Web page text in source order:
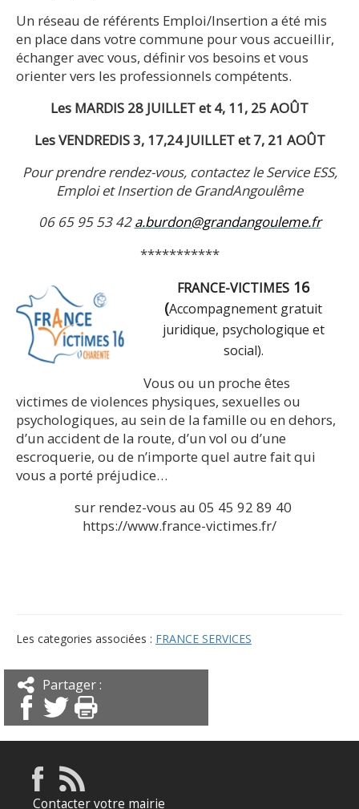
Un réseau de référents Emploi/Insertion a été mis
en place dans votre commune pour vous accueillir,
échanger avec vous, définir vos besoins et vous
orienter vers les professionnels compétents.
Les MARDIS 28 JUILLET et 4, 11, 25 AOÛT
Les VENDREDIS 3, 17,24 JUILLET et 7, 21 AOÛT
Pour prendre rendez-vous, contactez le Service ESS,
Emploi et Insertion de GrandAngoulême
06 65 95 53 42 a.burdon@grandangouleme.fr
***********
FRANCE-VICTIMES 16
(Accompagnement gratuit
juridique, psychologique et
social).
Vous ou un proche êtes
victimes de violences physiques, sexuelles ou
psychologiques, au sein de la famille ou en dehors,
d’un accident de la route, d’un vol ou d’une
escroquerie, ou de n’importe quel autre fait qui
vous a porté préjudice…
sur rendez-vous au 05 45 92 89 40
https://www.france-victimes.fr/
Les categories associées : FRANCE SERVICES
Partager :
Contacter votre mairie